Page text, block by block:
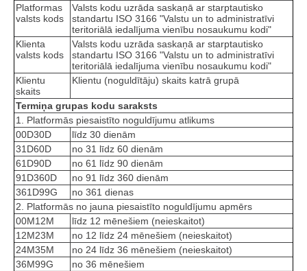
Platformas
valsts kods
Valsts kodu uzrāda saskaņā ar starptautisko
standartu ISO 3166 "Valstu un to administratīvi
teritoriālā iedalījuma vienību nosaukumu kodi"
Klienta
valsts kods
Valsts kodu uzrāda saskaņā ar starptautisko
standartu ISO 3166 "Valstu un to administratīvi
teritoriālā iedalījuma vienību nosaukumu kodi"
Klientu
skaits
Klientu (noguldītāju) skaits katrā grupā
Termiņa grupas kodu saraksts
1. Platformās piesaistīto noguldījumu atlikums
00D30D
līdz 30 dienām
31D60D
no 31 līdz 60 dienām
61D90D
no 61 līdz 90 dienām
91D360D
no 91 līdz 360 dienām
361D99G
no 361 dienas
2. Platformās no jauna piesaistīto noguldījumu apmērs
00M12M
līdz 12 mēnešiem (neieskaitot)
12M23M
no 12 līdz 24 mēnešiem (neieskaitot)
24M35M
no 24 līdz 36 mēnešiem (neieskaitot)
36M99G
no 36 mēnešiem